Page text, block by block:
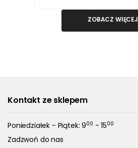
ZOBACZ WIĘCEJ
Kontakt ze sklepem
Poniedziałek - Piątek: 900 - 1500
Zadzwoń do nas